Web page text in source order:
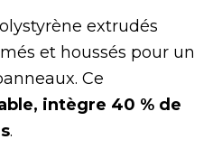
extrudés
et houssés pour un
Ce
intègre 40 % de
.